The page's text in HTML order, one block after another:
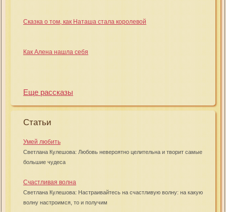
Сказка о том, как Наташа стала королевой
Как Алена нашла себя
Еще рассказы
Статьи
Умей любить
Светлана Кулешова: Любовь невероятно целительна и творит самые
большие чудеса
Счастливая волна
Светлана Кулешова: Настраивайтесь на счастливую волну: на какую
волну настроимся, то и получим